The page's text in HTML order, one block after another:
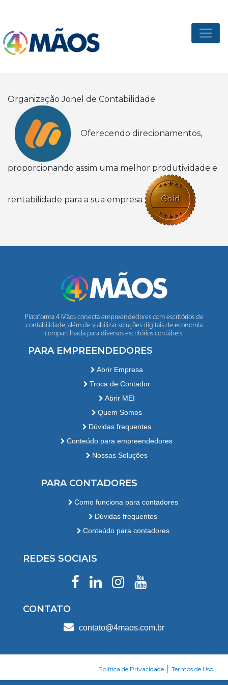
Organização Jonel de Contabilidade
Oferecendo direcionamentos,
proporcionando assim uma melhor produtividade e
rentabilidade para a sua empresa
Plataforma 4 Mãos conecta empreendedores com escritórios de
contabilidade, além de viabilizar soluções digitais de economia
compartilhada para diversos escritórios contábeis.
PARA EMPREENDEDORES
Abrir Empresa
Troca de Contador
Abrir MEI
Quem Somos
Dúvidas frequentes
Conteúdo para empreendedores
Nossas Soluções
PARA CONTADORES
Como funciona para contadores
Dúvidas frequentes
Conteúdo para contadores
REDES SOCIAIS
CONTATO
contato@4maos.com.br
Política de Privacidade Termos de Uso